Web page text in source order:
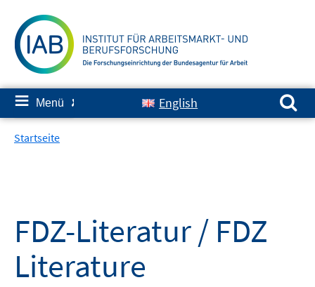
zum
Inhalt
≡ Menü ✘ English
Suchen nach:
Startseite
FDZ-Literatur / FDZ
Literature